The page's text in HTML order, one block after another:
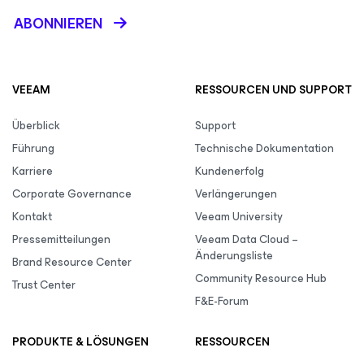
ABONNIEREN
VEEAM
Überblick
Führung
Karriere
Corporate Governance
Kontakt
Pressemitteilungen
Brand Resource Center
Trust Center
RESSOURCEN UND SUPPORT
Support
Technische Dokumentation
Kundenerfolg
Verlängerungen
Veeam University
Veeam Data Cloud –
Änderungsliste
Community Resource Hub
F&E-Forum
PRODUKTE & LÖSUNGEN
RESSOURCEN